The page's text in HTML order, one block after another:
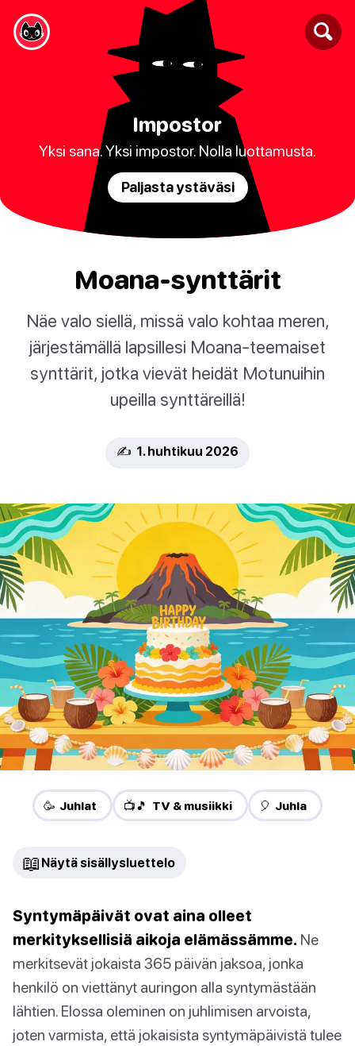
Impostor
Yksi sana. Yksi impostor. Nolla luottamusta.
Paljasta ystäväsi
Moana-synttärit
Näe valo siellä, missä valo kohtaa meren,
järjestämällä lapsillesi Moana-teemaiset
synttärit, jotka vievät heidät Motunuihin
upeilla synttäreillä!
✍️ 1. huhtikuu 2026
🥳 Juhlat 📺🎵 TV & musiikki 🎈 Juhla
📖 Näytä sisällysluettelo
Syntymäpäivät ovat aina olleet
merkityksellisiä aikoja elämässämme. Ne
merkitsevät jokaista 365 päivän jaksoa, jonka
henkilö on viettänyt auringon alla syntymästään
lähtien. Elossa oleminen on juhlimisen arvoista,
joten varmista, että jokaisista syntymäpäivistä tulee